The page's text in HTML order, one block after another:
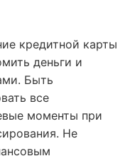
кредитной карты
деньги и
Быть
все
моменты при
Не